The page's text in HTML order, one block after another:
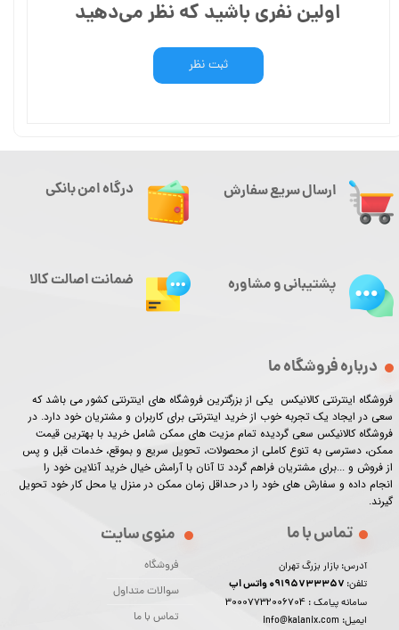
اولین نفری باشید که نظر می‌دهید
ثبت نظر
ارسال سریع سفارش
درباره فروشگاه ما
فروشگاه اینترنتی کالانیکس یکی از بزرگترین فروشگاه های اینترنتی کشور می باشد که
سعی در ایجاد یک تجربه خوب از خرید اینترنتی برای کاربران و مشتریان خود دارد. در
فروشگاه کالانیکس سعی گردیده تمام مزیت های ممکن شامل خرید با بهترین قیمت
ممکن، دسترسی به تنوع کاملی از محصولات، تحویل سریع و بموقع، خدمات قبل و پس
از فروش و ...برای مشتریان فراهم گردد تا آنان با آرامش خیال خرید آنلاین خود را
انجام داده و سفارش های خود را در حداقل زمان ممکن در منزل یا محل کار خود تحویل
گیرند.​​​​​​​
منوی سایت
فروشگاه
سوالات متداول
تماس با ما
تماس با ما
آدرس: بازار بزرگ تهران
تلفن:
سامانه پیامک : 30007732006704
ایمیل: info@kalanix.com
درگاه امن بانکی
پشتیبانی و مشاوره ضمانت اصالت کالا